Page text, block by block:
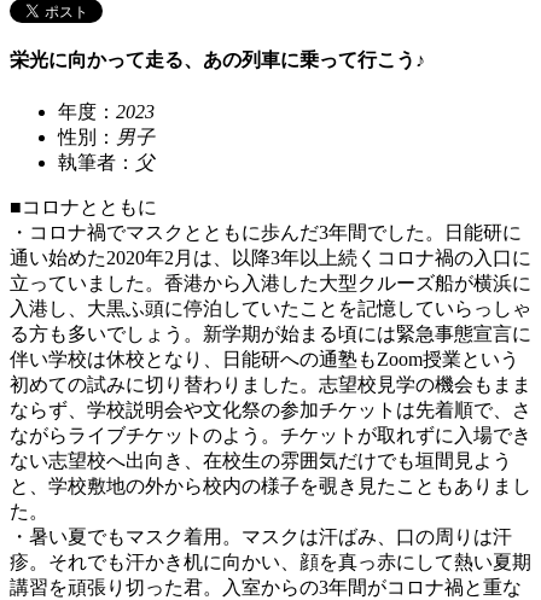
栄光に向かって走る、あの列車に乗って行こう♪
年度： 2023
性別： 男子
執筆者： 父
■コロナとともに
・コロナ禍でマスクとともに歩んだ3年間でした。日能研に
通い始めた2020年2月は、以降3年以上続くコロナ禍の入口に
立っていました。香港から入港した大型クルーズ船が横浜に
入港し、大黒ふ頭に停泊していたことを記憶していらっしゃ
る方も多いでしょう。新学期が始まる頃には緊急事態宣言に
伴い学校は休校となり、日能研への通塾もZoom授業という
初めての試みに切り替わりました。志望校見学の機会もまま
ならず、学校説明会や文化祭の参加チケットは先着順で、さ
ながらライブチケットのよう。チケットが取れずに入場でき
ない志望校へ出向き、在校生の雰囲気だけでも垣間見よう
と、学校敷地の外から校内の様子を覗き見たこともありまし
た。
・暑い夏でもマスク着用。マスクは汗ばみ、口の周りは汗
疹。それでも汗かき机に向かい、顔を真っ赤にして熱い夏期
講習を頑張り切った君。入室からの3年間がコロナ禍と重な